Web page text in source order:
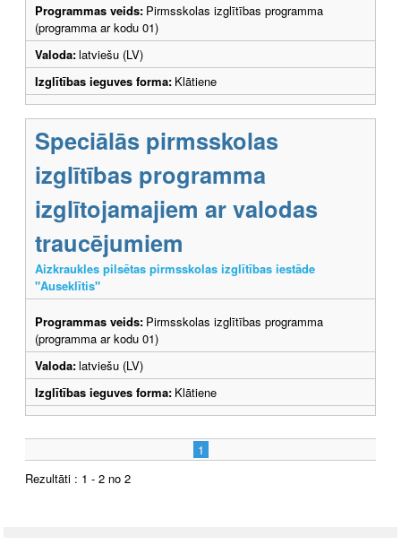
Programmas veids: Pirmsskolas izglītības programma
(programma ar kodu 01)
Valoda:latviešu (LV)
Izglītības ieguves forma: Klātiene
Speciālās pirmsskolas
izglītības programma
izglītojamajiem ar valodas
traucējumiem
Aizkraukles pilsētas pirmsskolas izglītības iestāde
"Auseklītis"
Programmas veids: Pirmsskolas izglītības programma
(programma ar kodu 01)
Valoda:latviešu (LV)
Izglītības ieguves forma: Klātiene
1
Rezultāti : 1 - 2 no 2